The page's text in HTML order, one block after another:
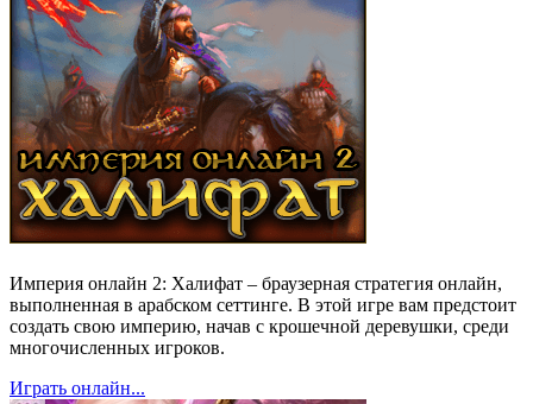
Империя онлайн 2: Халифат – браузерная стратегия онлайн,
выполненная в арабском сеттинге. В этой игре вам предстоит
создать свою империю, начав с крошечной деревушки, среди
многочисленных игроков.
Играть онлайн...